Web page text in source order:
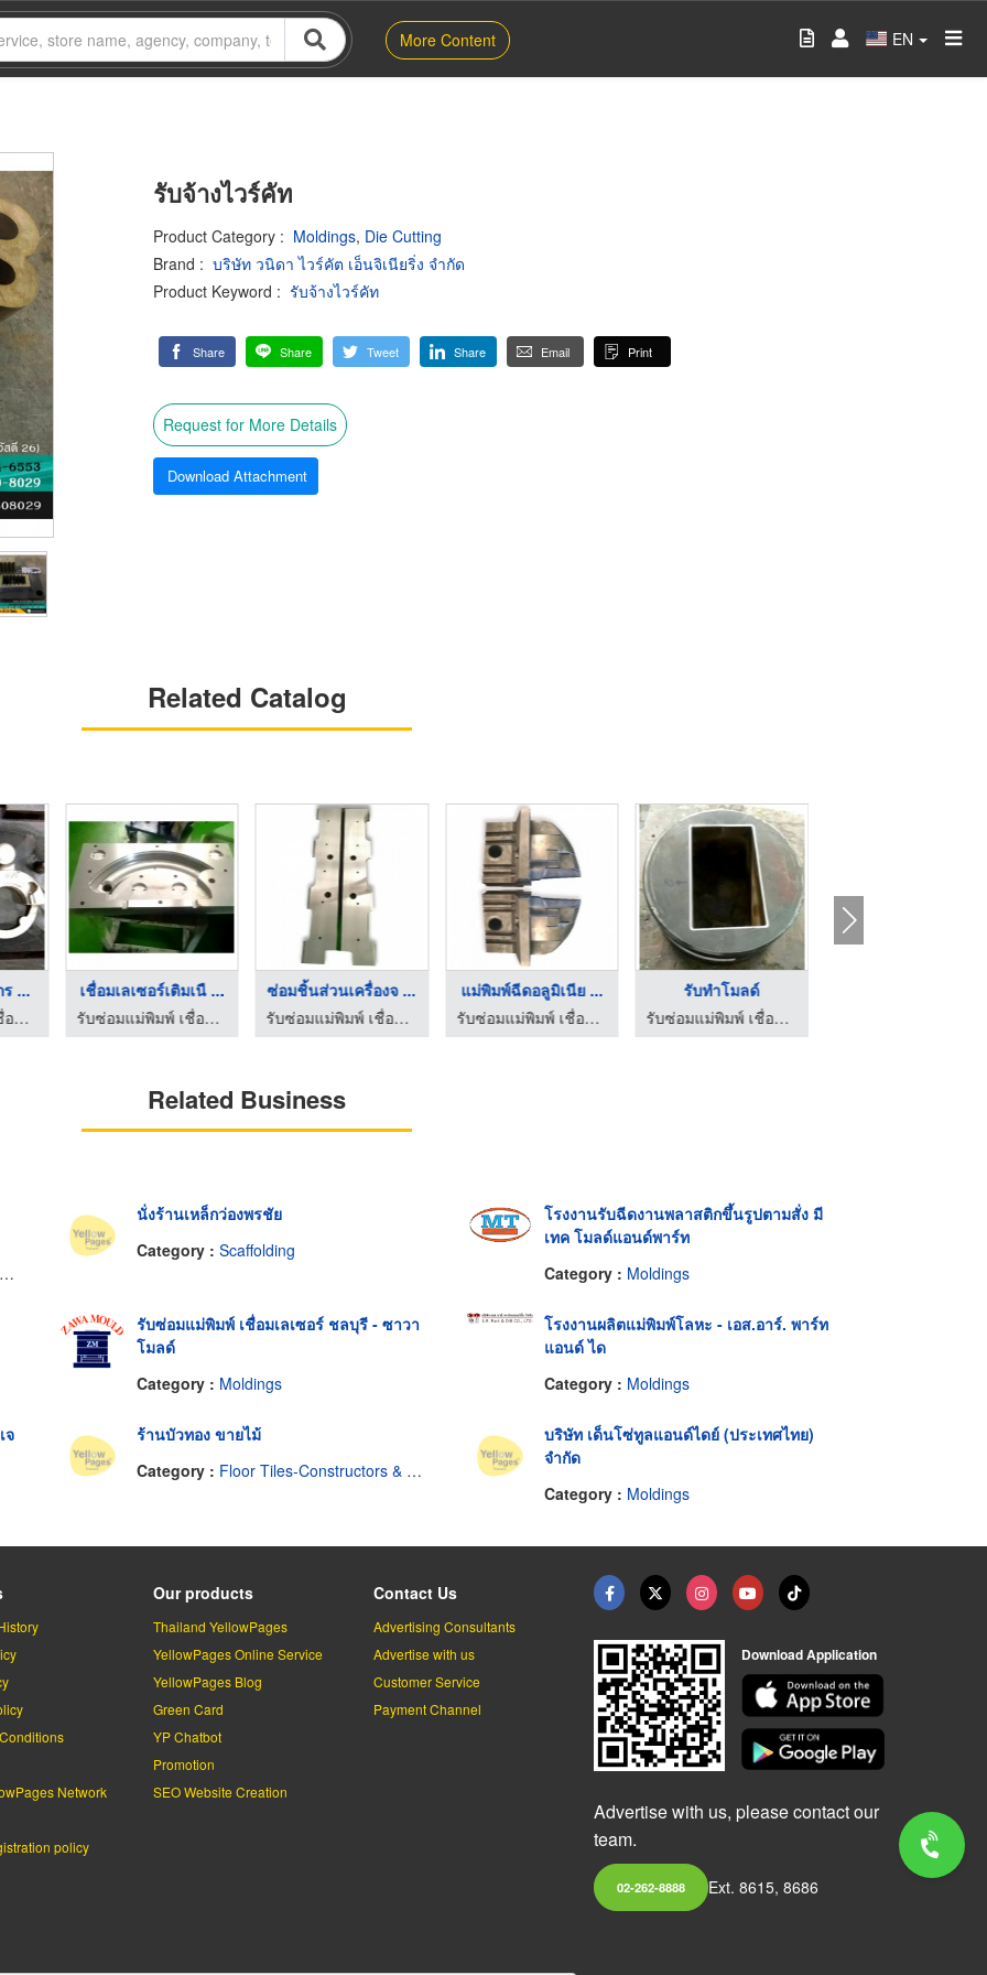
More Content EN
รับจ้างไวร์คัท
Product Category : Moldings, Die Cutting
Brand : บริษัท วนิดา ไวร์คัต เอ็นจิเนียริ่ง จำกัด
Product Keyword : รับจ้างไวร์คัท
Share Share Tweet Share Email Print
Request for More Details
Download Attachment
Related Catalog
...
รับซ่อมแม่พิมพ์ เชื่อมเลเซอร์ ชลบุรี - ซาวา โมลด์
เชื่อมเลเซอร์เติมเนื ...
รับซ่อมแม่พิมพ์ เชื่อมเลเซอร์ ชลบุรี - ซาวา โมลด์
ซ่อมชิ้นส่วนเครื่องจ ...
รับซ่อมแม่พิมพ์ เชื่อมเลเซอร์ ชลบุรี - ซาวา โมลด์
แม่พิมพ์ฉีดอลูมิเนีย ...
รับซ่อมแม่พิมพ์ เชื่อมเลเซอร์ ชลบุรี - ซาวา โมลด์
รับทำโมลด์
รับซ่อมแม่พิมพ์ เชื่อมเลเซอร์ ชลบุรี - ซาวา โมลด์
Related Business
นั่งร้านเหล็กว่องพรชัย
Category :Scaffolding
โรงงานรับฉีดงานพลาสติกขึ้นรูปตามสั่ง มี
เทค โมลด์แอนด์พาร์ท
Category : Moldings
รับซ่อมแม่พิมพ์ เชื่อมเลเซอร์ ชลบุรี - ซาวา
โมลด์
Category : Moldings
โรงงานผลิตแม่พิมพ์โลหะ - เอส.อาร์. พาร์ท
แอนด์ ได
Category : Moldings
จ
ร้านบัวทอง ขายไม้
Category : Floor Tiles-Constructors & Dealers
บริษัท เด็นโซ่ทูลแอนด์ไดย์ (ประเทศไทย)
จำกัด
Category : Moldings
Network
policy
Our products
Thailand YellowPages
YellowPages Online Service
YellowPages Blog
Green Card
YP Chatbot
Promotion
SEO Website Creation
Contact Us
Advertising Consultants
Advertise with us
Customer Service
Payment Channel
Download Application
Advertise with us, please contact our
team.
02-262-8888 Ext. 8615, 8686